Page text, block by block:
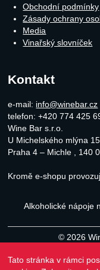
Tato stránka v rámci
Obchodní podmínky
Zásady ochrany
Media
Vinařský slovníček
Kontakt
e-mail: info@winebar.cz
telefon: +420 774 425
Wine Bar s.r.o.
U Michelského mlýna
Praha 4 – Michle
140
Kromě e-shopu
Alkoholické nápoje
© 2026